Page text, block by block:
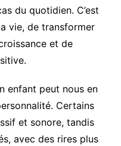
du quotidien. C’est
vie, de transformer
et de
enfant peut nous en
Certains
et sonore, tandis
avec des rires plus